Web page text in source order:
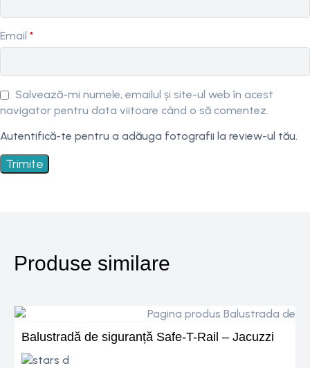
Email *
Salvează-mi numele, emailul și site-ul web în acest
navigator pentru data viitoare când o să comentez.
Autentifică-te pentru a adăuga fotografii la review-ul tău.
Produse similare
Balustradă de siguranță Safe-T-Rail – Jacuzzi